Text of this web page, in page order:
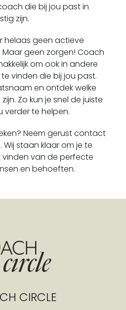
die bij jou past in
zijn.
helaas geen actieve
geen zorgen! Coach
om ook in andere
vinden die bij jou past.
en ontdek welke
Zo kun je snel de juiste
te helpen.
Neem gerust contact
staan klaar om je te
van de perfecte
en behoeften.
CIRCLE